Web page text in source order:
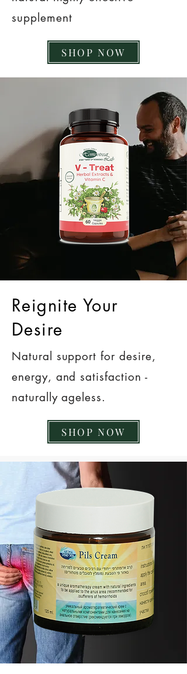
supplement
SHOP NOW
Reignite Your
Desire
Natural support for desire,
energy, and satisfaction -
naturally ageless.
SHOP NOW